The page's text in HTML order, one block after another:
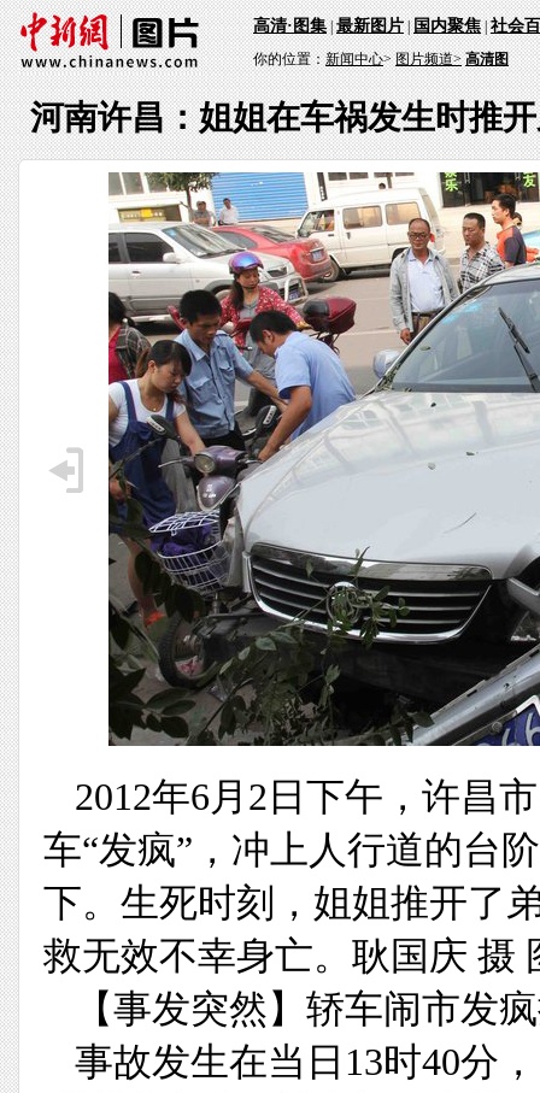
高清·图集|最新图片|国内聚焦|社会
你的位置：新闻中心>图片频道> 高清图
河南许昌：姐姐在车祸发生时推
2012年6月2日下午，许昌
车“发疯”，冲上人行道的台
下。生死时刻，姐姐推开了
救无效不幸身亡。耿国庆 摄
【事发突然】轿车闹市发
事故发生在当日13时40分